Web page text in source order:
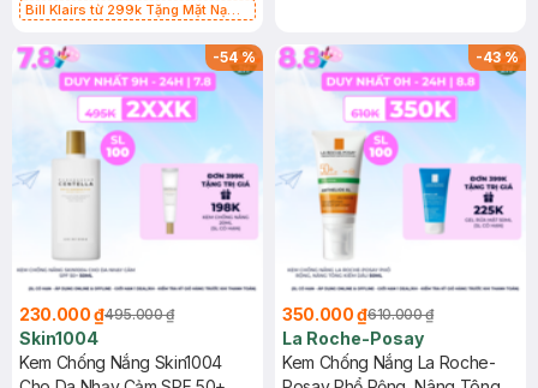
Bill Klairs từ 299k Tặng Mặt Nạ
25ml (SL Có Hạn)
-54%
230.000 ₫495.000 ₫
Skin1004
Kem Chống Nắng Skin1004
-43%
350.000 ₫610.000 ₫
La Roche-Posay
Kem Chống Nắng La Roche-